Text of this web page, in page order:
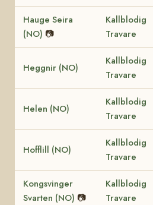
Hauge Seira
(NO) 📷
Kallblodig
Travare
Heggnir (NO)
Kallblodig
Travare
Helen (NO)
Kallblodig
Travare
Hofflill (NO)
Kallblodig
Travare
Kongsvinger
Svarten (NO) 📷
Kallblodig
Travare